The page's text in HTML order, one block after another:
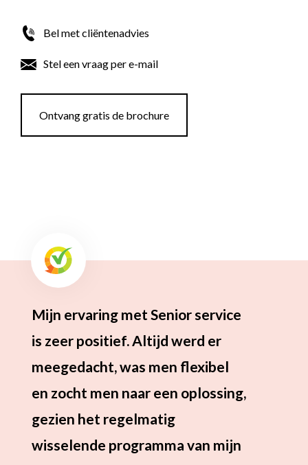
Bel met cliëntenadvies
Stel een vraag per e-mail
Ontvang gratis de brochure
Mijn ervaring met Senior service
is zeer positief. Altijd werd er
meegedacht, was men flexibel
en zocht men naar een oplossing,
gezien het regelmatig
wisselende programma van mijn